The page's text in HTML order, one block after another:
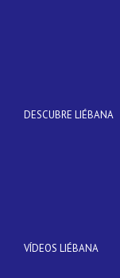
DESCUBRE LIÉBANA
VÍDEOS LIÉBANA